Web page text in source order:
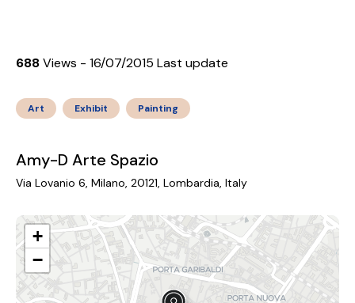
688Views - 16/07/2015 Last update
Art Exhibit Painting
Amy-D Arte Spazio
Via Lovanio 6, Milano, 20121, Lombardia, Italy
+
−